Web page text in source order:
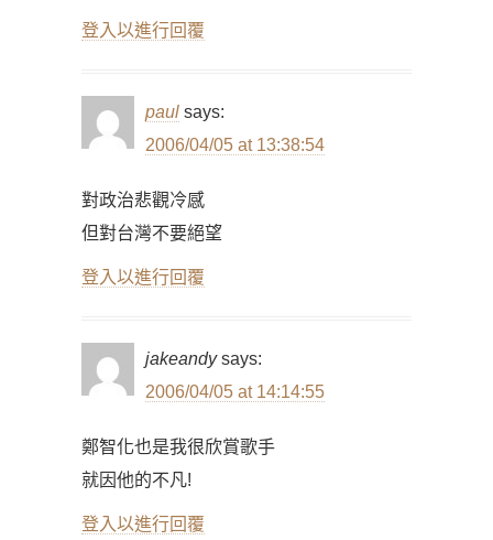
登入以進行回覆
paul says:
2006/04/05 at 13:38:54
對政治悲觀冷感
但對台灣不要絕望
登入以進行回覆
jakeandy says:
2006/04/05 at 14:14:55
鄭智化也是我很欣賞歌手
就因他的不凡!
登入以進行回覆